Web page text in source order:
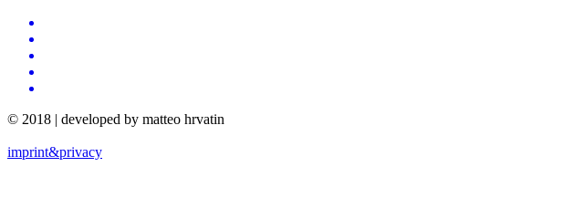
© 2018 | developed by matteo hrvatin
imprint&privacy